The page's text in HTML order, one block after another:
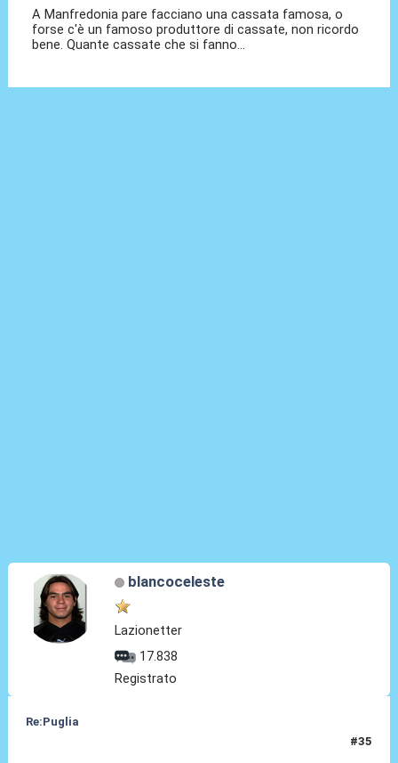
A Manfredonia pare facciano una cassata famosa, o
forse c'è un famoso produttore di cassate, non ricordo
bene. Quante cassate che si fanno...
blancoceleste
Lazionetter
17.838
Registrato
Re:Puglia
#35